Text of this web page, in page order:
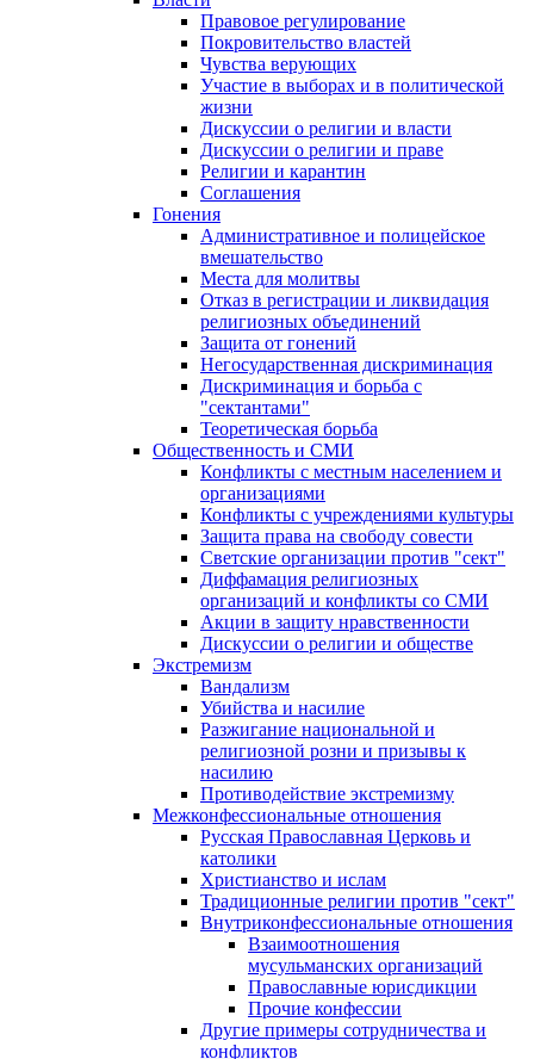
Правовое регулирование
Покровительство властей
Чувства верующих
Участие в выборах и в политической
жизни
Дискуссии о религии и власти
Дискуссии о религии и праве
Религии и карантин
Соглашения
Гонения
Административное и полицейское
вмешательство
Места для молитвы
Отказ в регистрации и ликвидация
религиозных объединений
Защита от гонений
Негосударственная дискриминация
Дискриминация и борьба с
"сектантами"
Теоретическая борьба
Общественность и СМИ
Конфликты с местным населением и
организациями
Конфликты с учреждениями культуры
Защита права на свободу совести
Светские организации против "сект"
Диффамация религиозных
организаций и конфликты со СМИ
Акции в защиту нравственности
Дискуссии о религии и обществе
Экстремизм
Вандализм
Убийства и насилие
Разжигание национальной и
религиозной розни и призывы к
насилию
Противодействие экстремизму
Межконфессиональные отношения
Русская Православная Церковь и
католики
Христианство и ислам
Традиционные религии против "сект"
Внутриконфессиональные отношения
Взаимоотношения
мусульманских организаций
Православные юрисдикции
Прочие конфессии
Другие примеры сотрудничества и
конфликтов